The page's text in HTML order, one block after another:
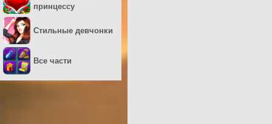
принцессу
Стильные девчонки
Все части